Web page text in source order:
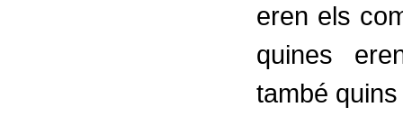
eren els
quines
també